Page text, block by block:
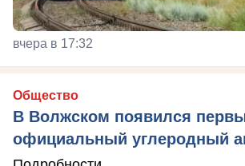
вчера в 17:32
Общество
В Волжском появился
официальный углеродный